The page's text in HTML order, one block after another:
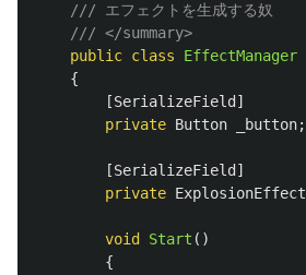
/// エフェクトを生成する奴
/// </summary>
public class EffectManager
{
[SerializeField ]
private Button _button;
[SerializeField ]
private ExplosionEffect
void Start ()
{